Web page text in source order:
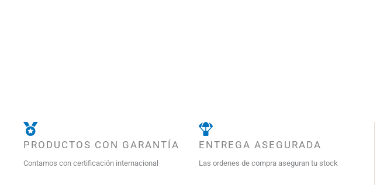
PRODUCTOS CON GARANTÍA
Contamos con certificación internacional
ENTREGA ASEGURADA
Las ordenes de compra aseguran tu stock